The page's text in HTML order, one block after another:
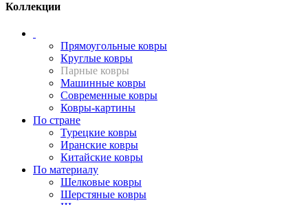
Коллекции
Прямоугольные ковры
Круглые ковры
Парные ковры
Машинные ковры
Современные ковры
Ковры-картины
По стране
Турецкие ковры
Иранские ковры
Китайские ковры
По материалу
Шелковые ковры
Шерстяные ковры